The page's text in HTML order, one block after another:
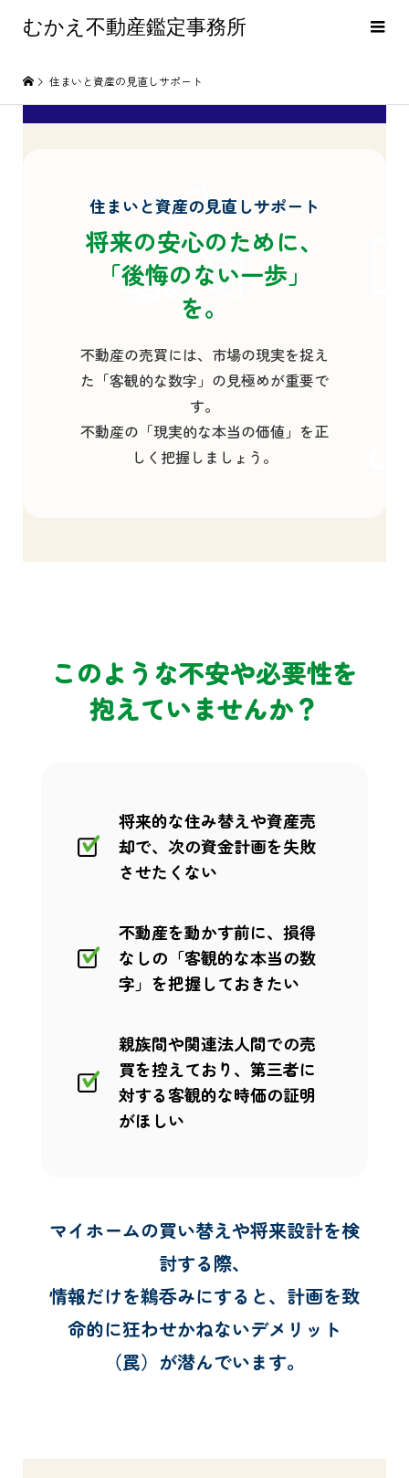
むかえ不動産鑑定事務所
住まいと資産の見直しサポート
住まいと資産の見直しサポート
将来の安心のために、
「後悔のない一歩」
を。
不動産の売買には、市場の現実を捉え
た「客観的な数字」の見極めが重要で
す。
不動産の「現実的な本当の価値」を正
しく把握しましょう。
このような不安や必要性を
抱えていませんか？
将来的な住み替えや資産売
却で、次の資金計画を失敗
させたくない
不動産を動かす前に、損得
なしの「客観的な本当の数
字」を把握しておきたい
親族間や関連法人間での売
買を控えており、第三者に
対する客観的な時価の証明
がほしい
マイホームの買い替えや将来設計を検
討する際、
情報だけを鵜呑みにすると、計画を致
命的に狂わせかねないデメリット
（罠）が潜んでいます。